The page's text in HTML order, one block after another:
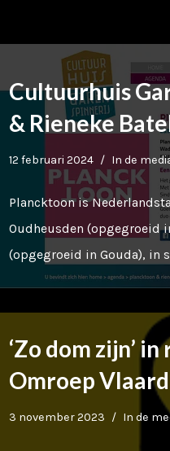
Cultuurhuis
& Rieneke
12 februari 2024 In de
Plancktoon is
Oudheusden (opgegroeid
(opgegroeid in Gouda), in
‘Zo dom zijn’
Omroep
3 november 2023 In de